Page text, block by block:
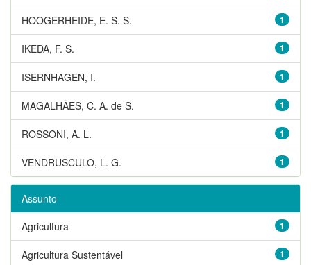
1
HOOGERHEIDE, E. S. S.
1
IKEDA, F. S.
1
ISERNHAGEN, I.
1
MAGALHÃES, C. A. de S.
1
ROSSONI, A. L.
1
VENDRUSCULO, L. G.
Assunto
1
Agricultura
1
Agricultura Sustentável